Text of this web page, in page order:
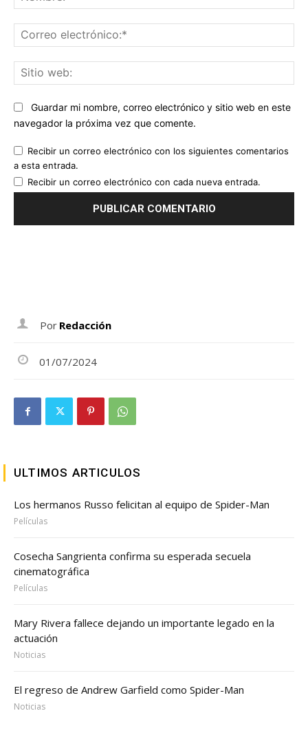
Guardar mi nombre, correo electrónico y sitio web en este
navegador la próxima vez que comente.
Recibir un correo electrónico con los siguientes comentarios
a esta entrada.
Recibir un correo electrónico con cada nueva entrada.
Por Redacción
01/07/2024
ULTIMOS ARTICULOS
Los hermanos Russo felicitan al equipo de Spider-Man
Películas
Cosecha Sangrienta confirma su esperada secuela
cinematográfica
Películas
Mary Rivera fallece dejando un importante legado en la
actuación
Noticias
El regreso de Andrew Garfield como Spider-Man
Noticias